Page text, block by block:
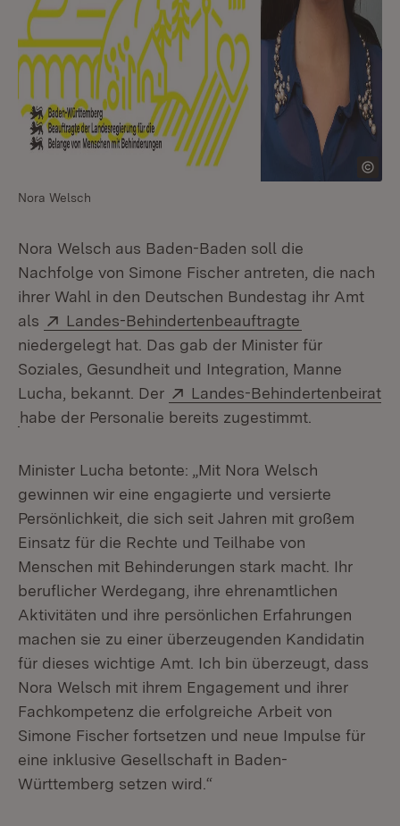
Nora Welsch
Nora Welsch aus Baden-Baden soll die
Nachfolge von Simone Fischer antreten, die nach
ihrer Wahl in den Deutschen Bundestag ihr Amt
als
Extern:
Landes-Behindertenbeauftragte
niedergelegt hat. Das gab der Minister für
Soziales, Gesundheit und Integration, Manne
Lucha, bekannt. Der
Extern:
Landes-Behindertenbeirat
(Öffnet in neuem Fenster)
habe der Personalie bereits zugestimmt.
Minister Lucha betonte: „Mit Nora Welsch
gewinnen wir eine engagierte und versierte
Persönlichkeit, die sich seit Jahren mit großem
Einsatz für die Rechte und Teilhabe von
Menschen mit Behinderungen stark macht. Ihr
beruflicher Werdegang, ihre ehrenamtlichen
Aktivitäten und ihre persönlichen Erfahrungen
machen sie zu einer überzeugenden Kandidatin
für dieses wichtige Amt. Ich bin überzeugt, dass
Nora Welsch mit ihrem Engagement und ihrer
Fachkompetenz die erfolgreiche Arbeit von
Simone Fischer fortsetzen und neue Impulse für
eine inklusive Gesellschaft in Baden-
Württemberg setzen wird.“